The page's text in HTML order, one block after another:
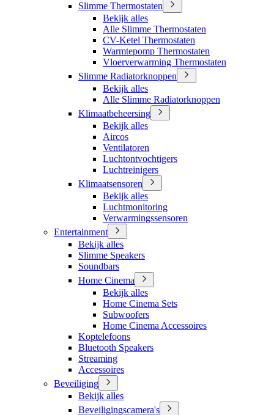
Slimme Thermostaten
Bekijk alles
Alle Slimme Thermostaten
CV-Ketel Thermostaten
Warmtepomp Thermostaten
Vloerverwarming Thermostaten
Slimme Radiatorknoppen
Bekijk alles
Alle Slimme Radiatorknoppen
Klimaatbeheersing
Bekijk alles
Aircos
Ventilatoren
Luchtontvochtigers
Luchtreinigers
Klimaatsensoren
Bekijk alles
Luchtmonitoring
Verwarmingssensoren
Entertainment
Bekijk alles
Slimme Speakers
Soundbars
Home Cinema
Bekijk alles
Home Cinema Sets
Subwoofers
Home Cinema Accessoires
Koptelefoons
Bluetooth Speakers
Streaming
Accessoires
Beveiliging
Bekijk alles
Beveiligingscamera's